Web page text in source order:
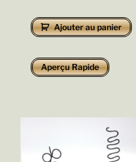
Ajouter au panier
Aperçu Rapide